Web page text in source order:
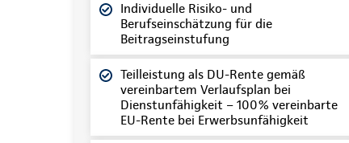
Individuelle Risiko- und
Berufseinschätzung für die
Beitragseinstufung
Teilleistung als DU-Rente gemäß
vereinbartem Verlaufsplan bei
Dienstunfähigkeit – 100% vereinbarte
EU-Rente bei Erwerbsunfähigkeit